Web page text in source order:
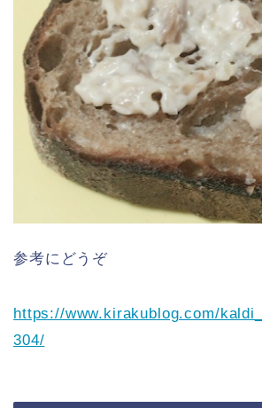
参考にどうぞ
https://www.kirakublog.com/
304/‎